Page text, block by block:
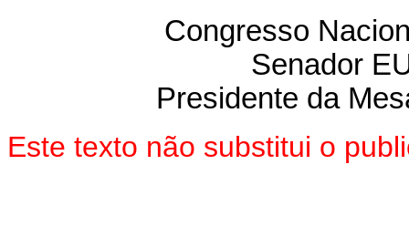
Congresso
Senador
Presidente da
Este texto não substitui o